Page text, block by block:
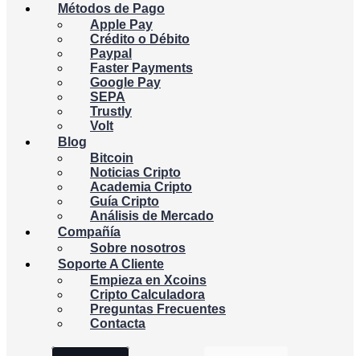
Métodos de Pago
Apple Pay
Crédito o Débito
Paypal
Faster Payments
Google Pay
SEPA
Trustly
Volt
Blog
Bitcoin
Noticias Cripto
Academia Cripto
Guía Cripto
Análisis de Mercado
Compañía
Sobre nosotros
Soporte A Cliente
Empieza en Xcoins
Cripto Calculadora
Preguntas Frecuentes
Contacta